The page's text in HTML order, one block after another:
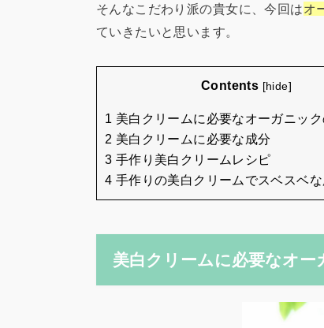
そんなこだわり派の貴女に、今回はオ
ていきたいと思います。
Contents [hide]
1 美白クリームに必要なオーガニッ
2 美白クリームに必要な成分
3 手作り美白クリームレシピ
4 手作りの美白クリームでスベスベな
美白クリームに必要なオー